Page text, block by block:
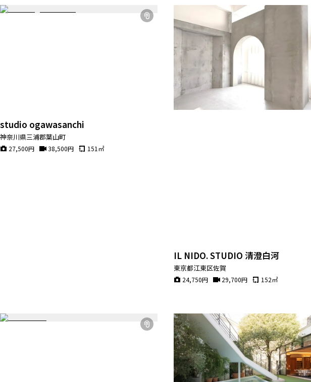
studio ogawasanchi
神奈川県三浦郡葉山町
27,500円 38,500円 151 ㎡
IL NIDO. STUDIO 清澄白河
東京都江東区佐賀
24,750円 29,700円 152㎡